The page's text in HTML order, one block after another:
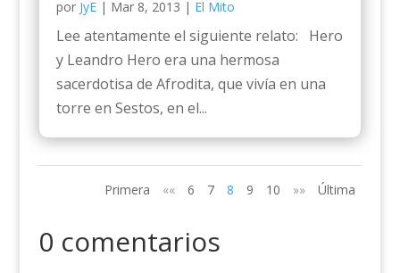
por JyE| Mar 8, 2013 | El Mito
Lee atentamente el siguiente relato: Hero
y Leandro Hero era una hermosa
sacerdotisa de Afrodita, que vivía en una
torre en Sestos, en el...
Primera «« 6 7 8 9 10 »» Última
0 comentarios